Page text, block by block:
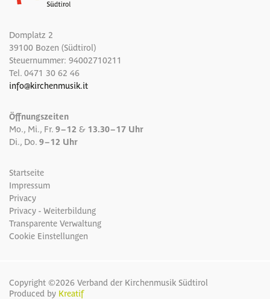
Domplatz 2
39100 Bozen (Südtirol)
Steuernummer: 94002710211
Tel. 0471 30 62 46
info@kirchenmusik.it
Öffnungszeiten
Mo., Mi., Fr. 9 – 12 & 13.30 – 17 Uhr
Di., Do. 9 – 12 Uhr
Startseite
Impressum
Privacy
Privacy - Weiterbildung
Transparente Verwaltung
Cookie Einstellungen
Copyright ©2026 Verband der Kirchenmusik Südtirol
Produced by Kreatif